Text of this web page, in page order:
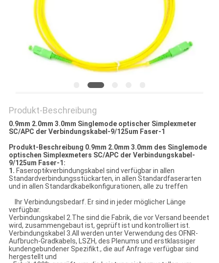
Produkt-Beschreibung
0.9mm 2.0mm 3.0mm Singlemode optischer Simplexmeter
SC/APC der Verbindungskabel-9/125um Faser-1
Produkt-Beschreibung 0.9mm 2.0mm 3.0mm des Singlemode
optischen Simplexmeters SC/APC der Verbindungskabel-
9/125um Faser-1:
1. Faseroptikverbindungskabel sind verfügbar in allen
Standardverbindungsstückarten, in allen Standardfaserarten
und in allen Standardkabelkonfigurationen, alle zu treffen
Ihr Verbindungsbedarf. Er sind in jeder möglicher Länge
verfügbar.
Verbindungskabel 2.The sind die Fabrik, die vor Versand beendet
wird, zusammengebaut ist, geprüft ist und kontrolliert ist.
Verbindungskabel 3.All werden unter Verwendung des OFNR-
Aufbruch-Gradkabels, LSZH, des Plenums und erstklassiger
kundengebundener Spezifikt., die auf Anfrage verfügbar sind
hergestellt und